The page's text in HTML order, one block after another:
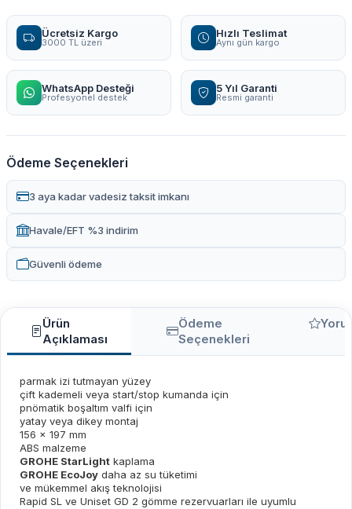
Ücretsiz Kargo
3000 TL üzeri
Hızlı Teslimat
Aynı gün kargo
WhatsApp Desteği
Profesyonel destek
5 Yıl Garanti
Resmi garanti
Ödeme Seçenekleri
3 aya kadar vadesiz taksit imkanı
Havale/EFT %3 indirim
Güvenli ödeme
Ürün
Açıklaması
Ödeme
Seçenekleri
parmak izi tutmayan yüzey
çift kademeli veya start/stop kumanda için
pnömatik boşaltım valfi için
yatay veya dikey montaj
156 x 197 mm
ABS malzeme
GROHE StarLight kaplama
GROHE EcoJoy daha az su tüketimi
ve mükemmel akış teknolojisi
Rapid SL ve Uniset GD 2 gömme rezervuarları ile uyumlu